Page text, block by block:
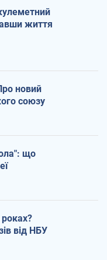
життя
новий
союзу
що
від НБУ